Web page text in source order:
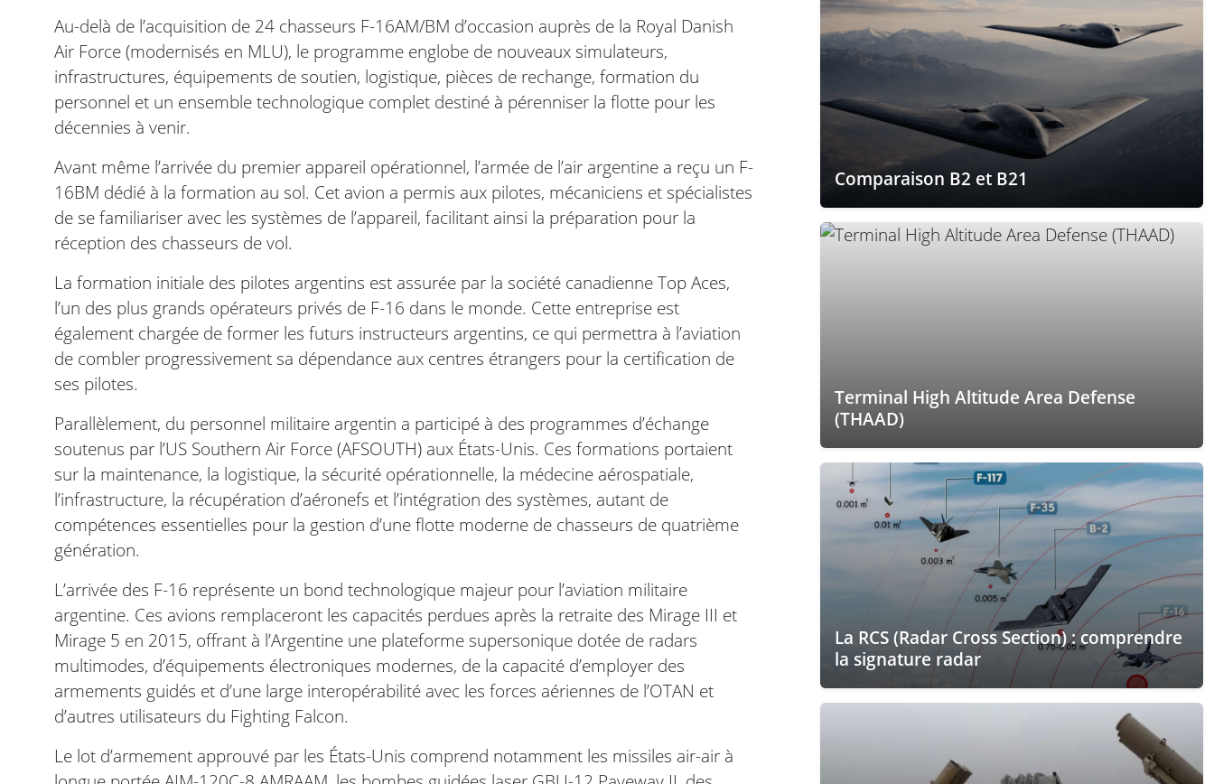
Au-delà de l’acquisition de 24 chasseurs F-16AM/BM d’occasion auprès de la Royal Danish
Air Force (modernisés en MLU), le programme englobe de nouveaux simulateurs,
infrastructures, équipements de soutien, logistique, pièces de rechange, formation du
personnel et un ensemble technologique complet destiné à pérenniser la flotte pour les
décennies à venir.
Avant même l’arrivée du premier appareil opérationnel, l’armée de l’air argentine a reçu un F-
16BM dédié à la formation au sol. Cet avion a permis aux pilotes, mécaniciens et spécialistes
de se familiariser avec les systèmes de l’appareil, facilitant ainsi la préparation pour la
réception des chasseurs de vol.
La formation initiale des pilotes argentins est assurée par la société canadienne Top Aces,
l’un des plus grands opérateurs privés de F-16 dans le monde. Cette entreprise est
également chargée de former les futurs instructeurs argentins, ce qui permettra à l’aviation
de combler progressivement sa dépendance aux centres étrangers pour la certification de
ses pilotes.
Parallèlement, du personnel militaire argentin a participé à des programmes d’échange
soutenus par l’US Southern Air Force (AFSOUTH) aux États-Unis. Ces formations portaient
sur la maintenance, la logistique, la sécurité opérationnelle, la médecine aérospatiale,
l’infrastructure, la récupération d’aéronefs et l’intégration des systèmes, autant de
compétences essentielles pour la gestion d’une flotte moderne de chasseurs de quatrième
génération.
L’arrivée des F-16 représente un bond technologique majeur pour l’aviation militaire
argentine. Ces avions remplaceront les capacités perdues après la retraite des Mirage III et
Mirage 5 en 2015, offrant à l’Argentine une plateforme supersonique dotée de radars
multimodes, d’équipements électroniques modernes, de la capacité d’employer des
armements guidés et d’une large interopérabilité avec les forces aériennes de l’OTAN et
d’autres utilisateurs du Fighting Falcon.
Le lot d’armement approuvé par les États-Unis comprend notamment les missiles air-air à
Comparaison B2 et B21
Terminal High Altitude Area Defense
(THAAD)
La RCS (Radar Cross Section) : comprendre
la signature radar